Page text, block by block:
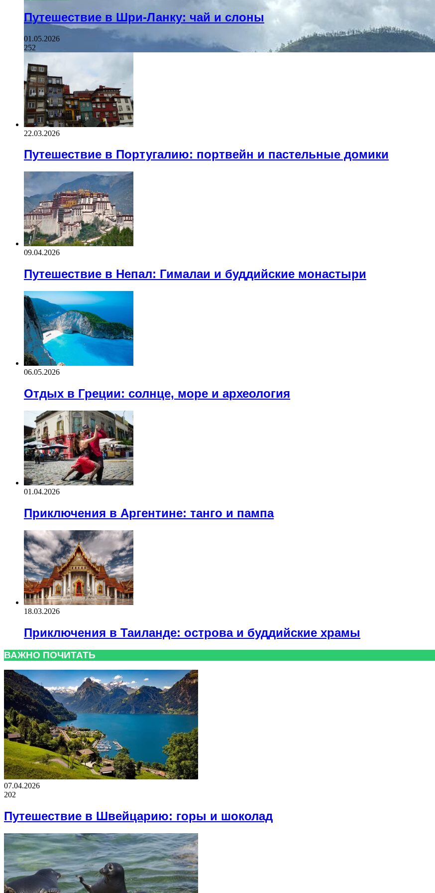
Путешествие в Шри-Ланку: чай и слоны
01.05.2026
252
22.03.2026
Путешествие в Португалию: портвейн и пастельные домики
09.04.2026
Путешествие в Непал: Гималаи и буддийские монастыри
06.05.2026
Отдых в Греции: солнце, море и археология
01.04.2026
Приключения в Аргентине: танго и пампа
18.03.2026
Приключения в Таиланде: острова и буддийские храмы
ВАЖНО ПОЧИТАТЬ
07.04.2026
202
Путешествие в Швейцарию: горы и шоколад